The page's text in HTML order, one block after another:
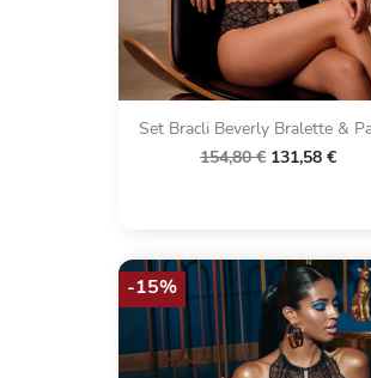
Set Bracli Beverly Bralette &
154,80 € 131,58 €
-15%